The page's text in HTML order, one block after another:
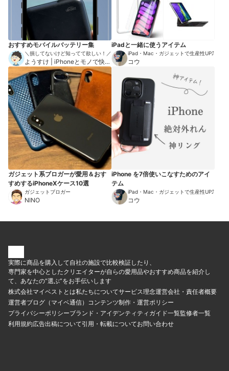
おすすめモバイルバッテリー集
＼損してないけど知ってて欲しい！／
ようすけ | iPhoneとモノで快適
な暮らし
iPadと一緒に使うアイテム
iPad・Mac・ガジェットで生産性UP⤴︎
コウ
ガジェット系ブロガーが愛用＆おす
すめするiPhoneXケース10選
ガジェットブロガー
NINO
iPhone を7倍使いこなすためのアイ
テム
iPad・Mac・ガジェットで生産性UP⤴︎
コウ
実際に商品を購入して自社の施設で比較検証したり、
専門家を中心としたクリエイターが自らの愛用品やおすすめ商品を紹介し
て、あなたの“選ぶ”をお手伝いします
株式会社マイベストとは私たちについてサービス理念運営会社・責任者概要
運営者ブログ（マイベ通信） コンテンツ制作・運営ポリシー
プライバシーポリシーブランド・アイデンティティ ガイド一覧監修者一覧
利用規約広告出稿について引用・転載についてお問い合わせ